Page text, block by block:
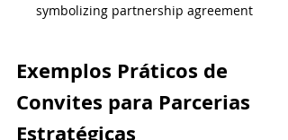
symbolizing partnership agreement
Exemplos Práticos de
Convites para Parcerias
Estratégicas